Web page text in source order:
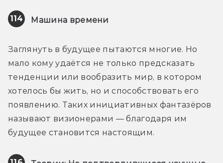
114 Машина времени
Заглянуть в будущее пытаются многие. Но
мало кому удаётся не только предсказать
тенденции или вообразить мир, в котором
хотелось бы жить, но и способствовать его
появлению. Таких инициативных фантазёров
называют визионерами — благодаря им
будущее становится настоящим.